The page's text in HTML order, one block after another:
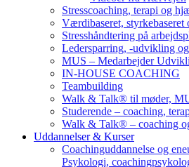
Stresscoaching, terapi og
Værdibaseret, styrkebaseret
Stresshåndtering på
Ledersparring, -udvikling
MUS – Medarbejder
IN-HOUSE COACHING
Teambuilding
Walk & Talk® til møder,
Studerende – coaching,
Walk & Talk® – coaching
Uddannelser & Kurser
Coachinguddannelse og
Psykologi,